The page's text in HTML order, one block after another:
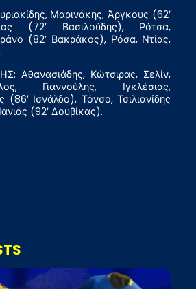
Μαρινάκης, Άργκους (62′
(72′ Βασιλούδης), Ρότσα,
(82’ Βακράκος), Ρόσα, Ντίας,
Αθανασιάδης, Κώτσιρας, Σελίν,
Γιαννούλης, Ιγκλέσιας,
Ισνάλδο), Τόνσο, Τσιλιανίδης
(92′ Δουβίκας).